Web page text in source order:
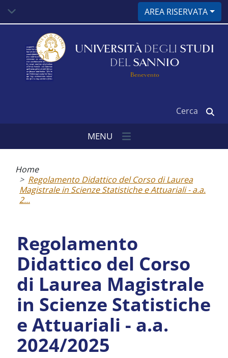
contenuto
AREA RISERVATA
UNIVERSITÀ DEGLI STUDI
DEL SANNIO
Benevento
MENU
pane
Home
Regolamento Didattico del Corso di Laurea
Magistrale in Scienze Statistiche e Attuariali - a.a.
2...
Regolamento
Didattico del Corso
di Laurea Magistrale
in Scienze Statistiche
e Attuariali - a.a.
2024/2025